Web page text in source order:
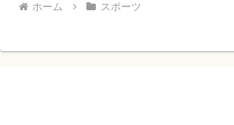
ホーム スポーツ